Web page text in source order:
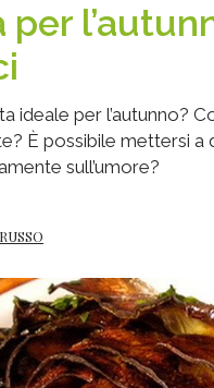
per
ideale per l’autunno?
È possibile mettersi
sull’umore?